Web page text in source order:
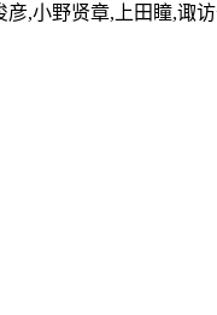
,小野贤章,上田瞳,诹